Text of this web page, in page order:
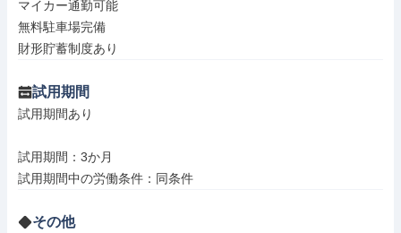
マイカー通勤可能
無料駐車場完備
財形貯蓄制度あり
試用期間
試用期間あり
試用期間：3か月
試用期間中の労働条件：同条件
その他